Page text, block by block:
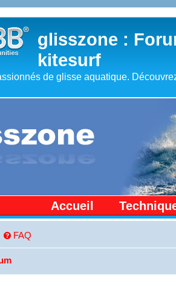
glisszone :
kitesurf
de glisse aquatique.
Accueil
FAQ